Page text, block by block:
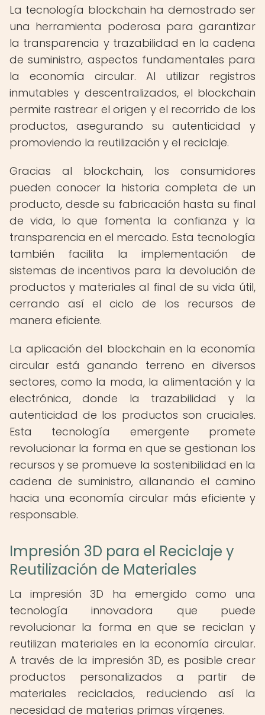
La tecnología blockchain ha demostrado ser
una herramienta poderosa para garantizar
la transparencia y trazabilidad en la cadena
de suministro, aspectos fundamentales para
la economía circular. Al utilizar registros
inmutables y descentralizados, el blockchain
permite rastrear el origen y el recorrido de los
productos, asegurando su autenticidad y
promoviendo la reutilización y el reciclaje.
Gracias al blockchain, los consumidores
pueden conocer la historia completa de un
producto, desde su fabricación hasta su final
de vida, lo que fomenta la confianza y la
transparencia en el mercado. Esta tecnología
también facilita la implementación de
sistemas de incentivos para la devolución de
productos y materiales al final de su vida útil,
cerrando así el ciclo de los recursos de
manera eficiente.
La aplicación del blockchain en la economía
circular está ganando terreno en diversos
sectores, como la moda, la alimentación y la
electrónica, donde la trazabilidad y la
autenticidad de los productos son cruciales.
Esta tecnología emergente promete
revolucionar la forma en que se gestionan los
recursos y se promueve la sostenibilidad en la
cadena de suministro, allanando el camino
hacia una economía circular más eficiente y
responsable.
Impresión 3D para el Reciclaje y
Reutilización de Materiales
La impresión 3D ha emergido como una
tecnología innovadora que puede
revolucionar la forma en que se reciclan y
reutilizan materiales en la economía circular.
A través de la impresión 3D, es posible crear
productos personalizados a partir de
materiales reciclados, reduciendo así la
necesidad de materias primas vírgenes.